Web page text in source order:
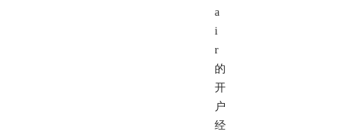
a
i
r
的
开
户
经